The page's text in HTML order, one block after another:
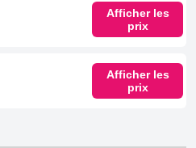
Afficher les
prix
Afficher les
prix